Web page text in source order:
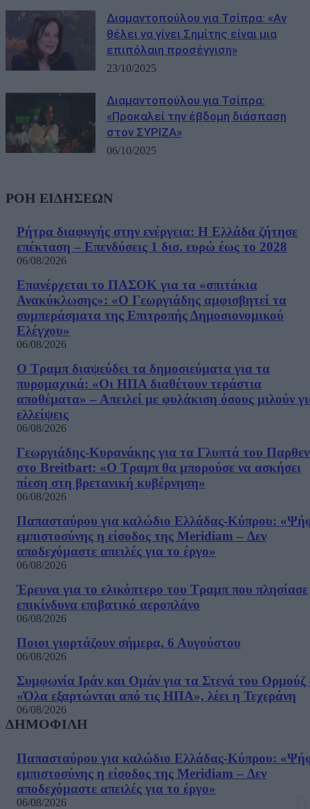
Διαμαντοπούλου για Τσίπρα: «Αν
θέλει να γίνει Σημίτης είναι μια
επιπόλαιη προσέγγιση»
23/10/2025
Διαμαντοπούλου για Τσίπρα:
«Προκαλεί την έβδομη διάσπαση
στον ΣΥΡΙΖΑ»
06/10/2025
ΡΟΗ ΕΙΔΗΣΕΩΝ
Ρήτρα διαφυγής στην ενέργεια: Η Ελλάδα ζήτησε
επέκταση – Επενδύσεις 1 δισ. ευρώ έως το 2028
06/08/2026
Επανέρχεται το ΠΑΣΟΚ για τα «σπιτάκια
Ανακύκλωσης»: «Ο Γεωργιάδης αμφισβητεί τα
συμπεράσματα της Επιτροπής Δημοσιονομικού
Ελέγχου»
06/08/2026
Ο Τραμπ διαψεύδει τα δημοσιεύματα για τα
πυρομαχικά: «Οι ΗΠΑ διαθέτουν τεράστια
αποθέματα» – Απειλεί με φυλάκιση όσους μιλούν
ελλείψεις
06/08/2026
Γεωργιάδης-Κυρανάκης για τα Γλυπτά του
στο Breitbart: «Ο Τραμπ θα μπορούσε να ασκήσει
πίεση στη βρετανική κυβέρνηση»
06/08/2026
Παπασταύρου για καλώδιο Ελλάδας-Κύπρου:
εμπιστοσύνης η είσοδος της Meridiam – Δεν
αποδεχόμαστε απειλές για το έργο»
06/08/2026
Έρευνα για το ελικόπτερο του Τραμπ που πλησίασε
επικίνδυνα επιβατικό αεροπλάνο
06/08/2026
Ποιοι γιορτάζουν σήμερα, 6 Αυγούστου
06/08/2026
Συμφωνία Ιράν και Ομάν για τα Στενά του Ορμούζ
«Όλα εξαρτώνται από τις ΗΠΑ», λέει η Τεχεράνη
06/08/2026
ΔΗΜΟΦΙΛΗ
Παπασταύρου για καλώδιο Ελλάδας-Κύπρου:
εμπιστοσύνης η είσοδος της Meridiam – Δεν
αποδεχόμαστε απειλές για το έργο»
06/08/2026